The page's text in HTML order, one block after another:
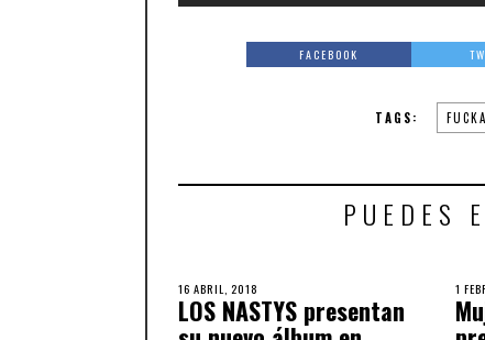
FACEBOOK
TAGS:
PUEDES
16 ABRIL, 2018
LOS NASTYS presentan
1